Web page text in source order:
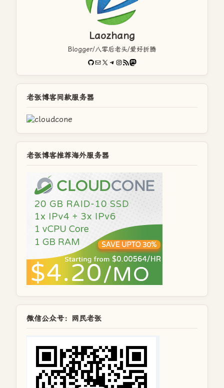
Laozhang
Blogger/八零后老头/爱好折腾
GitHub
电子邮件X Telegram
Instagram
RSS FeedMastodon
老张博客同款服务器
老张博客推荐海外服务器
微信公众号：网民老张